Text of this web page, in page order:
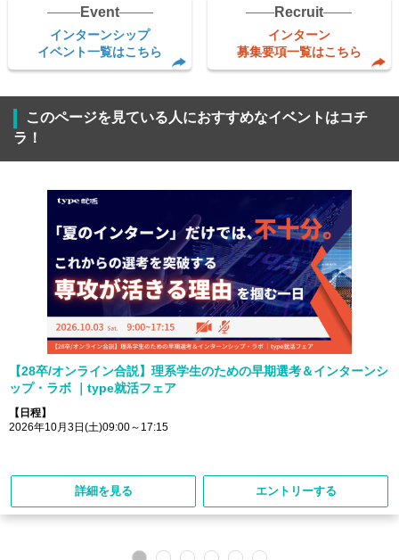
Event
インターンシップ
イベント一覧はこちら
Recruit
インターン
募集要項一覧はこちら
このページを見ている人におすすめなイベントはコチ
ラ！
【28卒/オンライン合説】理系学生のための早期選考＆インターンシ
ップ・ラボ ｜type就活フェア
【日程】
2026年10月3日(土)09:00～17:15
詳細を見る エントリーする